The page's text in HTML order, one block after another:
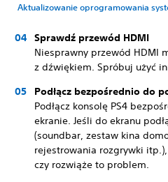
Aktualizowanie oprogramowania
Sprawdź przewód HDMI
Niesprawny przewód HDMI
z dźwiękiem. Spróbuj użyć
Podłącz bezpośrednio do
Podłącz konsolę PS4
ekranie. Jeśli do ekranu
(soundbar, zestaw kina
rejestrowania rozgrywki
czy rozwiąże to problem.